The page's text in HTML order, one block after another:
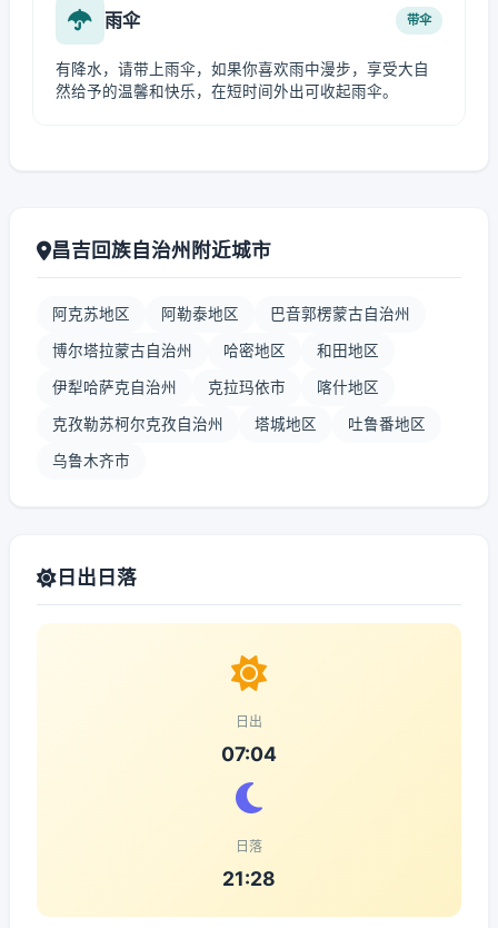
雨伞 带伞
有降水，请带上雨伞，如果你喜欢雨中漫步，享受大自
然给予的温馨和快乐，在短时间外出可收起雨伞。
昌吉回族自治州附近城市
阿克苏地区 阿勒泰地区 巴音郭楞蒙古自治州
博尔塔拉蒙古自治州 哈密地区 和田地区
伊犁哈萨克自治州 克拉玛依市 喀什地区
克孜勒苏柯尔克孜自治州 塔城地区 吐鲁番地区
乌鲁木齐市
日出日落
日出
07:04
日落
21:28